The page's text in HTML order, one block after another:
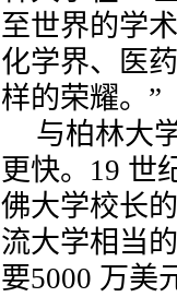
至世界的学
化学界、医
样的荣耀。”
与柏林大
更快。 19 世
佛大学校长
流大学相当
要5000 万美